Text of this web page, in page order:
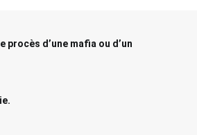
procès d’une mafia ou d’un